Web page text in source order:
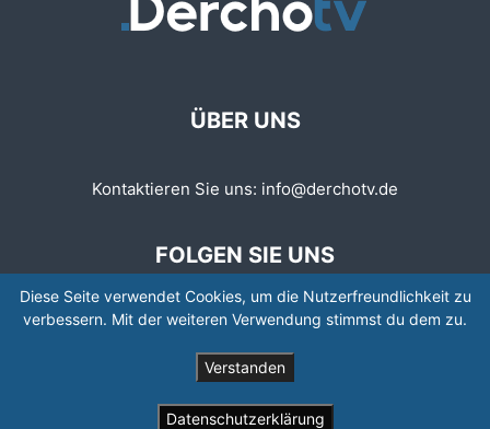
ÜBER UNS
Kontaktieren Sie uns: info@derchotv.de
FOLGEN SIE UNS
© © Copyright 2008 - 2026 | Newspaper by TagDiv
Diese Seite verwendet Cookies, um die Nutzerfreundlichkeit zu
verbessern. Mit der weiteren Verwendung stimmst du dem zu.
Verstanden
Datenschutzerklärung